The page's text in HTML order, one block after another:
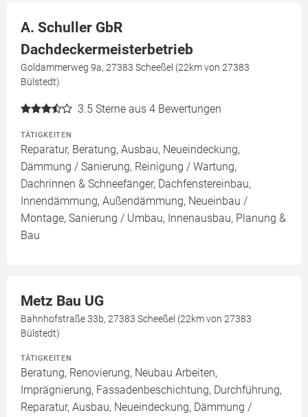
A. Schuller GbR
Dachdeckermeisterbetrieb
Goldammerweg 9a, 27383 Scheeßel (22km von 27383
Bülstedt)
3.5 Sterne aus 4 Bewertungen
TÄTIGKEITEN
Reparatur, Beratung, Ausbau, Neueindeckung,
Dämmung / Sanierung, Reinigung / Wartung,
Dachrinnen & Schneefänger, Dachfenstereinbau,
Innendämmung, Außendämmung, Neueinbau /
Montage, Sanierung / Umbau, Innenausbau, Planung &
Bau
Metz Bau UG
Bahnhofstraße 33b, 27383 Scheeßel (22km von 27383
Bülstedt)
TÄTIGKEITEN
Beratung, Renovierung, Neubau Arbeiten,
Imprägnierung, Fassadenbeschichtung, Durchführung,
Reparatur, Ausbau, Neueindeckung, Dämmung /